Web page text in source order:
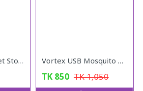
Adjustable Cabinet Storage Divider (6pcs) Vortex USB Mosquito Lamp Physical Silent Mosquito Killer - White
TK 850 TK1,050